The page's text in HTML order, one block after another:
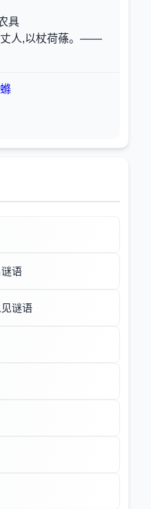
具
丈人,以杖荷蓧。——
螩
语
谜语